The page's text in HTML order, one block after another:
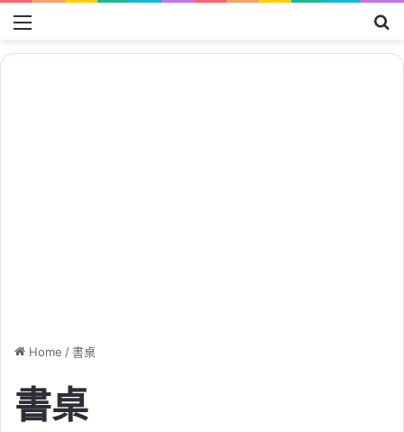
Menu
Home /書桌
書桌